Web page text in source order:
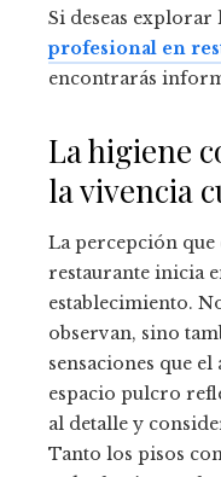
Si deseas explorar
profesional en
encontrarás
La higiene
la vivencia
La percepción
restaurante inicia
establecimiento.
observan, sino
sensaciones que
espacio pulcro
al detalle y
Tanto los pisos